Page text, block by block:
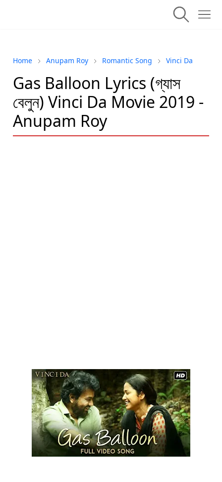
Home Anupam Roy Romantic Song Vinci Da
Gas Balloon Lyrics (গ্যাস
বেলুন) Vinci Da Movie 2019 -
Anupam Roy